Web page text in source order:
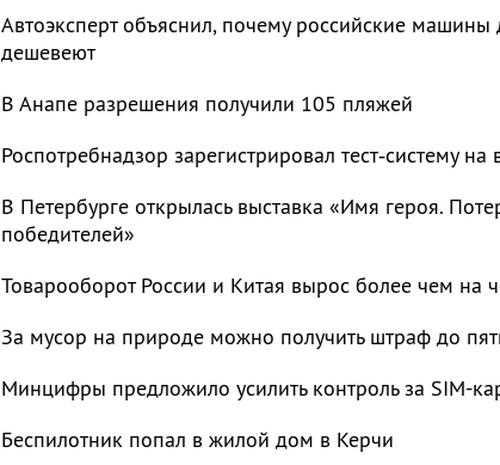
Автоэксперт объяснил, почему российские
дешевеют
В Анапе разрешения получили 105 пляжей
Роспотребнадзор зарегистрировал тест‑систему на
В Петербурге открылась выставка «Имя героя.
победителей»
Товарооборот России и Китая вырос более чем на
За мусор на природе можно получить штраф до
Минцифры предложило усилить контроль за SIM-
Беспилотник попал в жилой дом в Керчи